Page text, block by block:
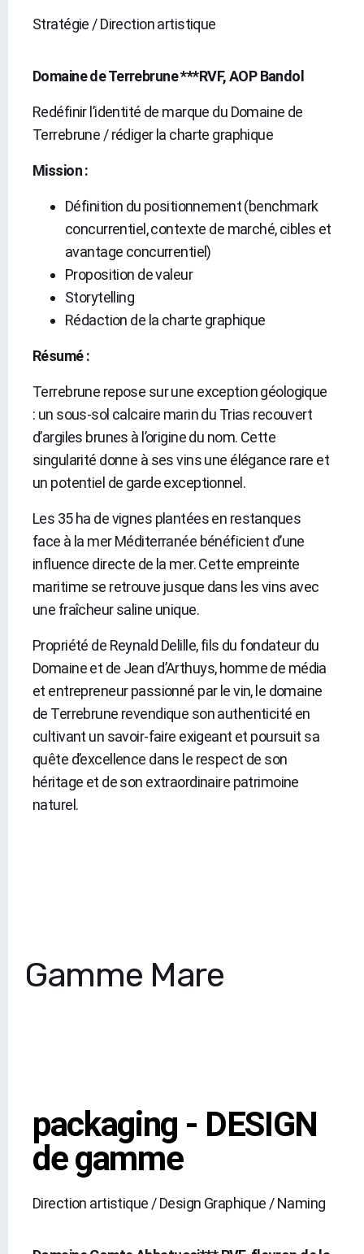
Stratégie / Direction artistique
Domaine de Terrebrune ***RVF, AOP Bandol
Redéfinir l’identité de marque du Domaine de
Terrebrune / rédiger la charte graphique
Mission :
Définition du positionnement (benchmark
concurrentiel, contexte de marché, cibles et
avantage concurrentiel)
Proposition de valeur
Storytelling
Rédaction de la charte graphique
Résumé:
Terrebrune repose sur une exception géologique
: un sous-sol calcaire marin du Trias recouvert
d’argiles brunes à l’origine du nom. Cette
singularité donne à ses vins une élégance rare et
un potentiel de garde exceptionnel.
Les 35 ha de vignes plantées en restanques
face à la mer Méditerranée bénéficient d’une
influence directe de la mer. Cette empreinte
maritime se retrouve jusque dans les vins avec
une fraîcheur saline unique.
Propriété de Reynald Delille, fils du fondateur du
Domaine et de Jean d’Arthuys, homme de média
et entrepreneur passionné par le vin, le domaine
de Terrebrune revendique son authenticité en
cultivant un savoir-faire exigeant et poursuit sa
quête d’excellence dans le respect de son
héritage et de son extraordinaire patrimoine
naturel.
Gamme Mare
packaging - DESIGN
de gamme
Direction artistique / Design Graphique / Naming